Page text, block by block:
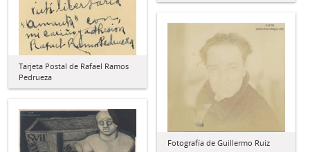
Tarjeta Postal de Rafael Ramos
Pedrueza
Fotografía de Guillermo Ruiz